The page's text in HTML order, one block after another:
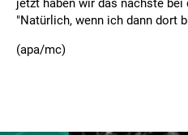
jetzt haben wir das nächste
"Natürlich, wenn ich dann dort
(apa/mc)